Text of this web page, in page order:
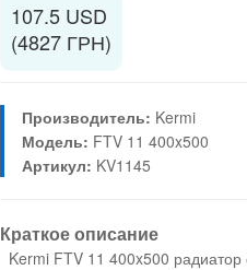
107.5 USD
(4827 ГРН)
Производитель: Kermi
Модель: FTV 11 400x500
Артикул: KV1145
Краткое описание
Kermi FTV 11 400x500